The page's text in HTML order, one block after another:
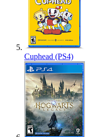
Cuphead (PS4)